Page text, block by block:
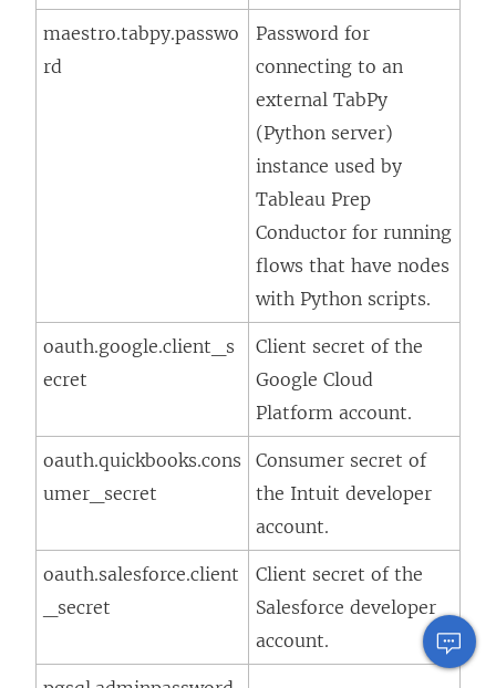
maestro.tabpy.passwo
rd
Password for
connecting to an
external TabPy
(Python server)
instance used by
Tableau Prep
Conductor for running
flows that have nodes
with Python scripts.
oauth.google.client_s
ecret
Client secret of the
Google Cloud
Platform account.
oauth.quickbooks.cons
umer_secret
Consumer secret of
the Intuit developer
account.
oauth.salesforce.client
_secret
Client secret of the
Salesforce developer
account.